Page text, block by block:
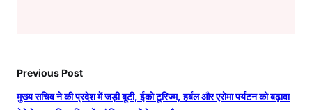
Previous Post
मुख्य सचिव ने की प्रदेश में जड़ी बूटी, ईको टूरिज्म, हर्बल और एरोमा पर्यटन को बढ़ावा